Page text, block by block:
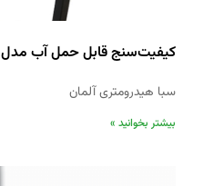
کیفیت‌‌سنج قابل حمل آب مدل Checker-2
سبا هیدرومتری آلمان
بیشتر بخوانید »